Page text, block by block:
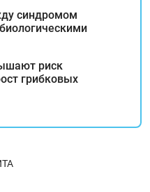
синдромом
риск
грибковых